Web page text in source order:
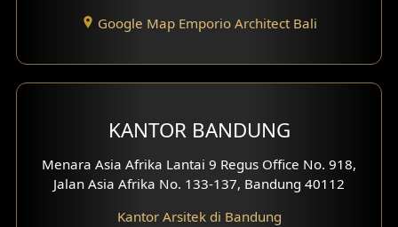
Google Map Emporio Architect Bali
KANTOR BANDUNG
Menara Asia Afrika Lantai 9 Regus Office No. 918,
Jalan Asia Afrika No. 133-137, Bandung 40112
Kantor Arsitek di Bandung